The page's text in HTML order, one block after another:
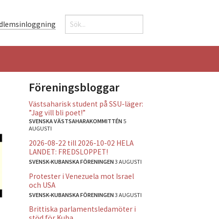
Sökformulär
Sök
Föreningsbloggar
Västsaharisk student på SSU-läger:
”Jag vill bli poet!”
SVENSKA VÄSTSAHARAKOMMITTÉN 5
AUGUSTI
2026-08-22 till 2026-10-02 HELA
LANDET: FREDSLOPPET!
SVENSK-KUBANSKA FÖRENINGEN3 AUGUSTI
Protester i Venezuela mot Israel
och USA
SVENSK-KUBANSKA FÖRENINGEN3 AUGUSTI
Brittiska parlamentsledamöter i